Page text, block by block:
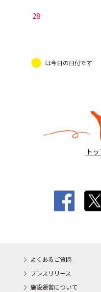
28
は今日の日付です
ト
よくあるご質問
プレスリリース
施設運営について